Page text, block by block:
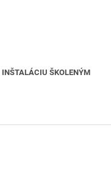
INŠTALÁCIU ŠKOLENÝM